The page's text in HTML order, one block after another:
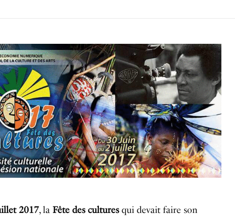
2017, la Fête des culturesqui devait faire son